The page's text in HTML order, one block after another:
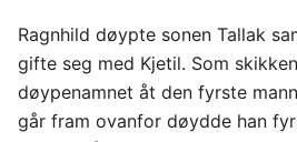
Ragnhild døypte sonen Tallak
gifte seg med Kjetil. Som
døypenamnet åt den fyrste
går fram ovanfor døydde han